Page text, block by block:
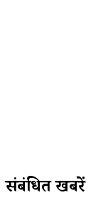
संबंधित खबरें